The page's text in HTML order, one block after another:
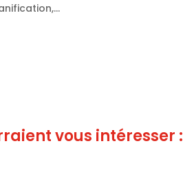
vous intéresser :